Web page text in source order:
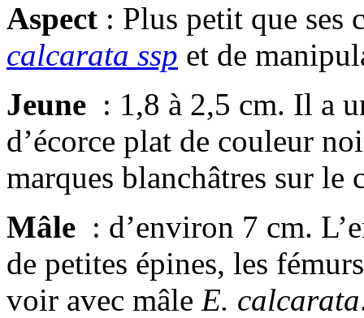
Aspect : Plus petit que ses
calcarata ssp et de
Jeune : 1,8 à 2,5 cm. Il a
d’écorce plat de couleur
marques blanchâtres sur le
Mâle : d’environ 7 cm.
de petites épines, les
voir avec mâle E. calcarata